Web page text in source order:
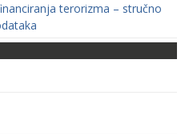
terorizma – stručno